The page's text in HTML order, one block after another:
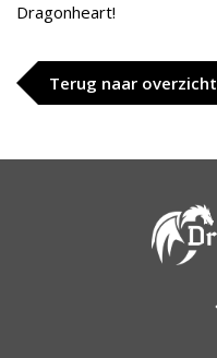
Dragonheart!
Terug naar overzicht